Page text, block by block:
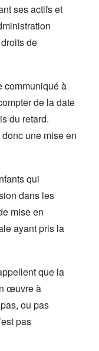
ses actifs et
de
communiqué à
de la date
du retard.
une mise en
qui
dans les
mise en
ayant pris la
que la
œuvre à
ou pas
pas